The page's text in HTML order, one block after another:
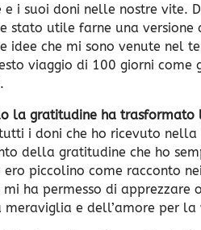
e i suoi doni nelle nostre vite.
stato utile farne una versione
idee che mi sono venute nel
viaggio di 100 giorni come
la gratitudine ha trasformato
i doni che ho ricevuto
della gratitudine che ho
ero piccolino come racconto
ha permesso di apprezzare
meraviglia e dell’amore per la